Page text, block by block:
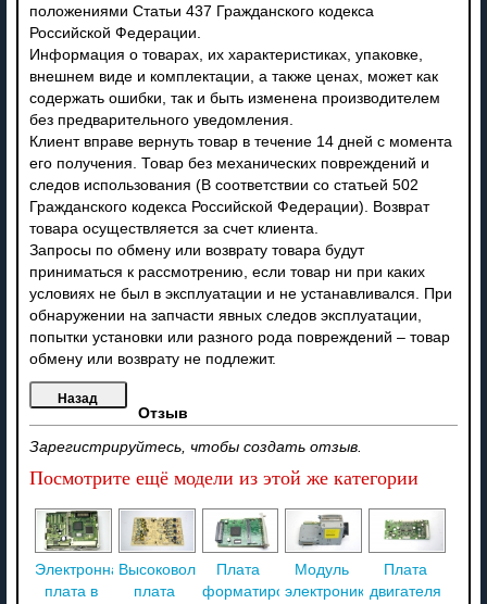
положениями Статьи 437 Гражданского кодекса
Российской Федерации.
Информация о товарах, их характеристиках, упаковке,
внешнем виде и комплектации, а также ценах, может как
содержать ошибки, так и быть изменена производителем
без предварительного уведомления.
Клиент вправе вернуть товар в течение 14 дней с момента
его получения. Товар без механических повреждений и
следов использования (В соответствии со статьей 502
Гражданского кодекса Российской Федерации). Возврат
товара осуществляется за счет клиента.
Запросы по обмену или возврату товара будут
приниматься к рассмотрению, если товар ни при каких
условиях не был в эксплуатации и не устанавливался. При
обнаружении на запчасти явных следов эксплуатации,
попытки установки или разного рода повреждений – товар
обмену или возврату не подлежит.
Отзыв
Зарегистрируйтесь, чтобы создать отзыв.
Посмотрите ещё модели из этой же категории
Электронная
плата в
Высоковольтная
плата
Плата
форматирования
Модуль
электроники
Плата
двигателя